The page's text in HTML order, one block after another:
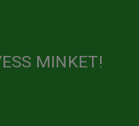
MINKET!